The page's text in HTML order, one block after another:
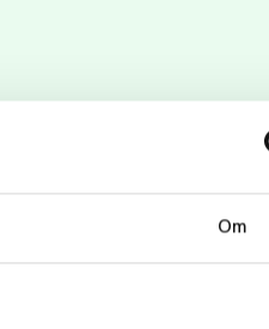
Om
effektivitet
feil,
i miljøer der tid og